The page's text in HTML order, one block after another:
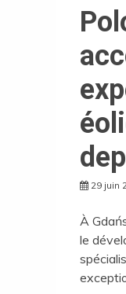
29 juin
À
le